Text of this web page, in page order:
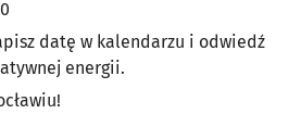
datę w kalendarzu i odwiedź
energii.